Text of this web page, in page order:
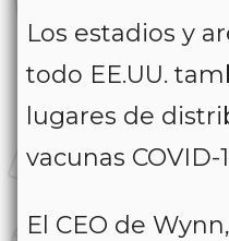
Los estadios y
todo EE.UU.
lugares de
vacunas COVID-
El CEO de